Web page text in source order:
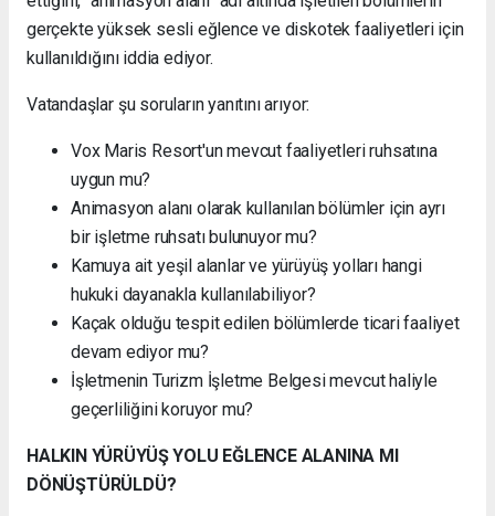
gerçekte yüksek sesli eğlence ve diskotek faaliyetleri için
kullanıldığını iddia ediyor.
Vatandaşlar şu soruların yanıtını arıyor:
Vox Maris Resort'un mevcut faaliyetleri ruhsatına
uygun mu?
Animasyon alanı olarak kullanılan bölümler için ayrı
bir işletme ruhsatı bulunuyor mu?
Kamuya ait yeşil alanlar ve yürüyüş yolları hangi
hukuki dayanakla kullanılabiliyor?
Kaçak olduğu tespit edilen bölümlerde ticari faaliyet
devam ediyor mu?
İşletmenin Turizm İşletme Belgesi mevcut haliyle
geçerliliğini koruyor mu?
HALKIN YÜRÜYÜŞ YOLU EĞLENCE ALANINA MI
DÖNÜŞTÜRÜLDÜ?